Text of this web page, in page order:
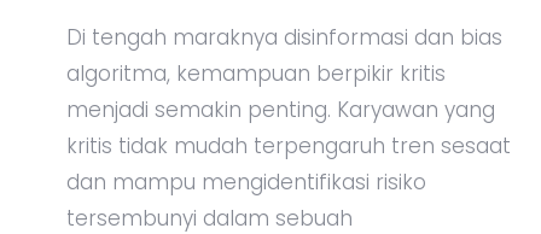
Di tengah maraknya disinformasi dan bias
algoritma, kemampuan berpikir kritis
menjadi semakin penting. Karyawan yang
kritis tidak mudah terpengaruh tren sesaat
dan mampu mengidentifikasi risiko
tersembunyi dalam sebuah